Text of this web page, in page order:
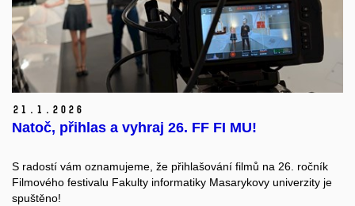
21. 1. 2026
Natoč, přihlas a vyhraj 26. FF FI MU!
S radostí vám oznamujeme, že přihlašování filmů na 26. ročník
Filmového festivalu Fakulty informatiky Masarykovy univerzity je
spuštěno!